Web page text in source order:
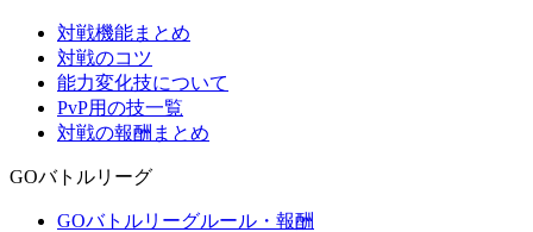
対戦機能まとめ
対戦のコツ
能力変化技について
PvP用の技一覧
対戦の報酬まとめ
GOバトルリーグ
GOバトルリーグルール・報酬